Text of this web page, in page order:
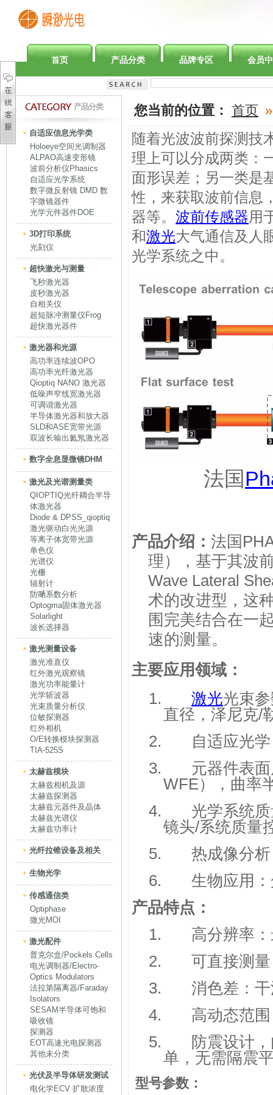
首页 产品分类 品牌专区 会员
产品分类
自适应信息光学类
Holoeye空间光调制器
ALPAO高速变形镜
波前分析仪Phasics
自适应光学系统
数字微反射镜 DMD 数
字微镜器件
光学元件器件DOE
3D打印系统
光刻仪
超快激光与测量
飞秒激光器
皮秒激光器
自相关仪
超短脉冲测量仪Frog
超快激光器件
激光器和光源
高功率连续波OPO
高功率光纤激光器
Qioptiq NANO 激光器
低噪声窄线宽激光器
可调谐激光器
半导体激光器和放大器
SLD和ASE宽带光源
双波长输出氦氖激光器
数字全息显微镜DHM
激光及光谱测量类
QIOPTIQ光纤耦合半导
体激光器
Diode & DPSS_qioptiq
激光驱动白光光源
等离子体宽带光源
单色仪
光谱仪
光栅
辐射计
防嗮系数分析
Optogma固体激光器
Solarlight
波长选择器
激光测量设备
激光准直仪
红外激光观察镜
激光功率能量计
光学斩波器
光束质量分析仪
位敏探测器
红外相机
O/E转换模块探测器
TIA-525S
太赫兹模块
太赫兹相机及源
太赫兹探测器
太赫兹元器件及晶体
太赫兹光谱仪
太赫兹功率计
光纤拉锥设备及相关
生物光学
传感通信类
Optiphase
微光MOI
激光配件
普克尔盒/Pockels Cells
电光调制器/Electro-
Optics Modulators
法拉第隔离器/Faraday
Isolators
SESAM半导体可饱和
吸收镜
探测器
EOT高速光电探测器
其他未分类
光伏及半导体研发测试
电化学ECV 扩散浓度
您当前的位置： 首页 »
随着光波波前探测技
理上可以分成两类：
面形误差；另一类是
性，来获取波前信息
器等。 波前传感器用
和激光大气通信及人
光学系统之中。
法国
产品介绍： 法国
理），基于其波
Wave Lateral
术的改进型，这
围完美结合在一
速的测量。
主要应用领域：
1. 激光光束
直径，泽尼克/
2. 自适应光
3. 元器件表
WFE），曲率
4. 光学系统
镜头/系统质量
5. 热成像分
6. 生物应用
产品特点：
1. 高分辨率
2. 可直接测
3. 消色差：
4. 高动态范
5. 防震设计
单，无需隔震
型号参数：